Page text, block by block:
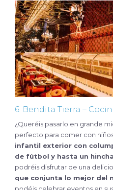
6. Bendita Tierra –
¿Queréis pasarlo en grande
perfecto para comer con
infantil exterior con
de fútbol y hasta un
podréis disfrutar de una
que conjunta lo mejor del